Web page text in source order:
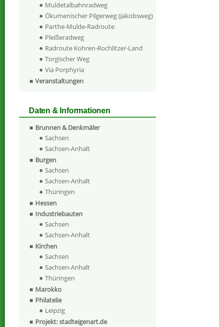
Muldetalbahnradweg
Ökumenischer Pilgerweg (Jakobsweg)
Parthe-Mulde-Radroute
Pleißeradweg
Radroute Kohren-Rochlitzer-Land
Torgischer Weg
Via Porphyria
Veranstaltungen
Daten & Informationen
Brunnen & Denkmäler
Sachsen
Sachsen-Anhalt
Burgen
Sachsen
Sachsen-Anhalt
Thüringen
Hessen
Industriebauten
Sachsen
Sachsen-Anhalt
Kirchen
Sachsen
Sachsen-Anhalt
Thüringen
Marokko
Philatelie
Leipzig
Projekt: stadteigenart.de